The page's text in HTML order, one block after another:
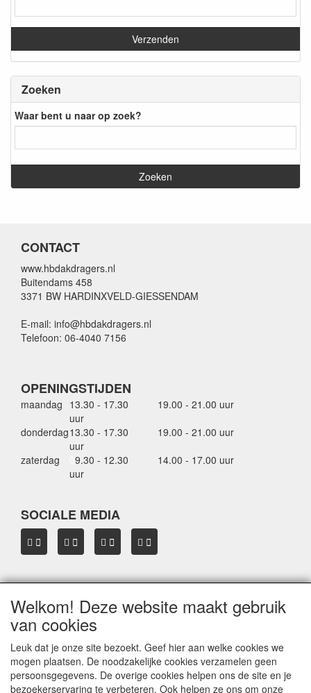
Zoeken
Waar bent u naar op zoek?
CONTACT
www.hbdakdragers.nl
Buitendams 458
3371 BW HARDINXVELD-GIESSENDAM
E-mail: info@hbdakdragers.nl
Telefoon: 06-4040 7156
OPENINGSTIJDEN
maandag 13.30 - 17.30
uur
19.00 - 21.00 uur
donderdag13.30 - 17.30
uur
19.00 - 21.00 uur
zaterdag
9.30 - 12.30
uur
14.00 - 17.00 uur
SOCIALE MEDIA
OVER HBDAKDRAGERS.NL
Dakkoffer verhuur Hardinxveld-Giessendam
Verkoop dakkoffers en skiboxen
Onze merken
Herroepingslink aanvragen
Welkom! Deze website maakt gebruik
van cookies
Leuk dat je onze site bezoekt. Geef hier aan welke cookies we
mogen plaatsen. De noodzakelijke cookies verzamelen geen
persoonsgegevens. De overige cookies helpen ons de site en je
bezoekerservaring te verbeteren. Ook helpen ze ons om onze